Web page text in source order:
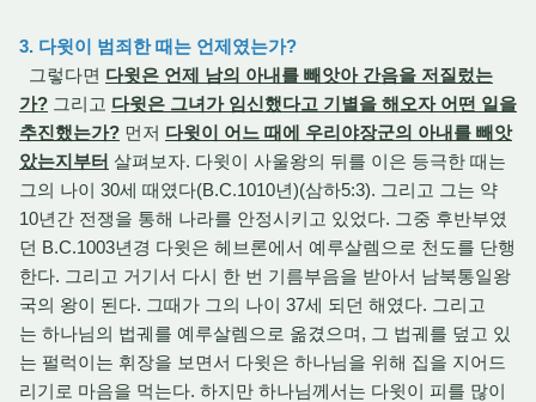
3. 다윗이 범죄한 때는 언제였는가?
그렇다면 다윗은 언제 남의 아내를 빼앗아 간음을 저질렀는
가? 그리고 다윗은 그녀가 임신했다고 기별을 해오자 어떤 일을
추진했는가? 먼저 다윗이 어느 때에 우리야장군의 아내를 빼앗
았는지부터 살펴보자. 다윗이 사울왕의 뒤를 이은 등극한 때는
그의 나이 30세 때였다(B.C.1010년)(삼하5:3). 그리고 그는 약
10년간 전쟁을 통해 나라를 안정시키고 있었다. 그중 후반부였
던 B.C.1003년경 다윗은 헤브론에서 예루살렘으로 천도를 단행
한다. 그리고 거기서 다시 한 번 기름부음을 받아서 남북통일왕
국의 왕이 된다. 그때가 그의 나이 37세 되던 해였다. 그리고
는 하나님의 법궤를 예루살렘으로 옮겼으며, 그 법궤를 덮고 있
는 펄럭이는 휘장을 보면서 다윗은 하나님을 위해 집을 지어드
리기로 마음을 먹는다. 하지만 하나님께서는 다윗이 피를 많이